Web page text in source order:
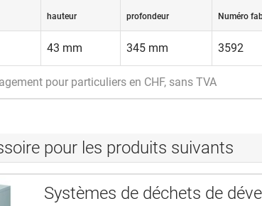
hauteur profondeur Numéro
43 mm 345 mm 3592
pour particuliers en CHF, sans TVA
pour les produits suivants
Systèmes de déchets de